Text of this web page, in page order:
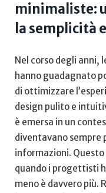
minimaliste:
la semplicità
Nel corso degli anni,
hanno guadagnato
di ​ottimizzare
design pulito e
è emersa ‌in un⁤
diventavano sempre
informazioni.
quando i progettisti
meno è ⁢davvero ‌più.